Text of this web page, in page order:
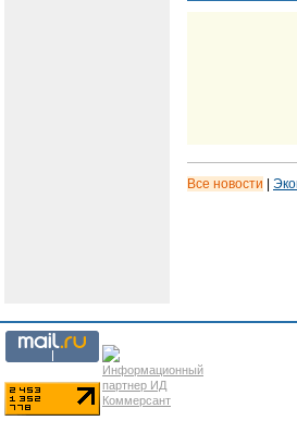
Все новости